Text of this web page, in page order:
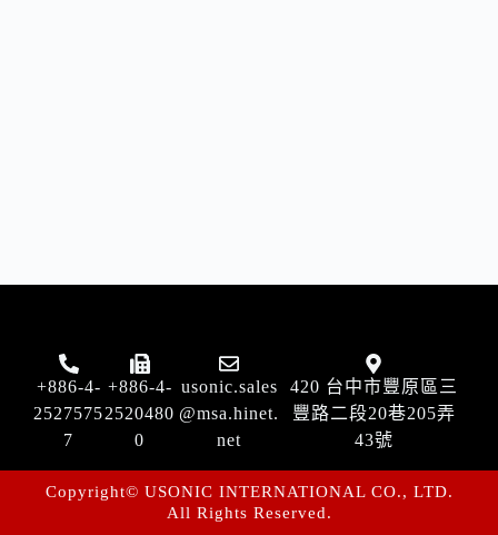
+886-4-
2527575
7
+886-4-
2520480
0
usonic.sales
@msa.hinet.
net
420 台中市豐原區三
豐路二段20巷205弄
43號
Copyright© USONIC INTERNATIONAL CO., LTD.
All Rights Reserved.